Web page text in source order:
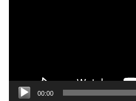
00:00